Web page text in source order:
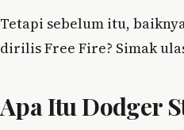
Tetapi sebelum itu,
dirilis Free Fire? Simak
Apa Itu Dodger